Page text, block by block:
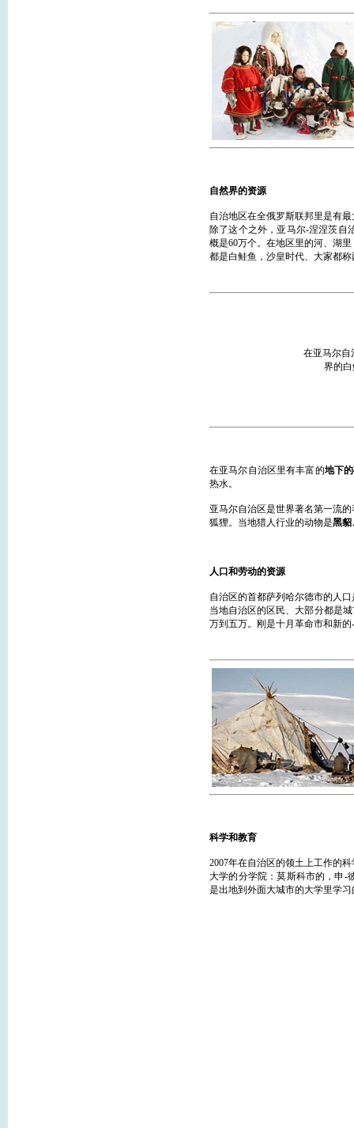
自然界的资源
自治地区在全俄罗斯联邦里是有最
除了这个之外，亚马尔-涅涅茨自
概是60万个。在地区里的河、湖
都是白鲑鱼，沙皇时代、大家都
在亚马尔自
界的
在亚马尔自治区里有丰富的地下
热水。
亚马尔自治区是世界著名第一流
狐狸。当地猎人行业的动物是黑貂
人口和劳动的资源
自治区的首都萨列哈尔德市的人口
当地自治区的区民、大部分都是
万到五万。刚是十月革命市和新
科学和教育
2007年在自治区的领土上工作的
大学的分学院：莫斯科市的，申-
是出地到外面大城市的大学里学习